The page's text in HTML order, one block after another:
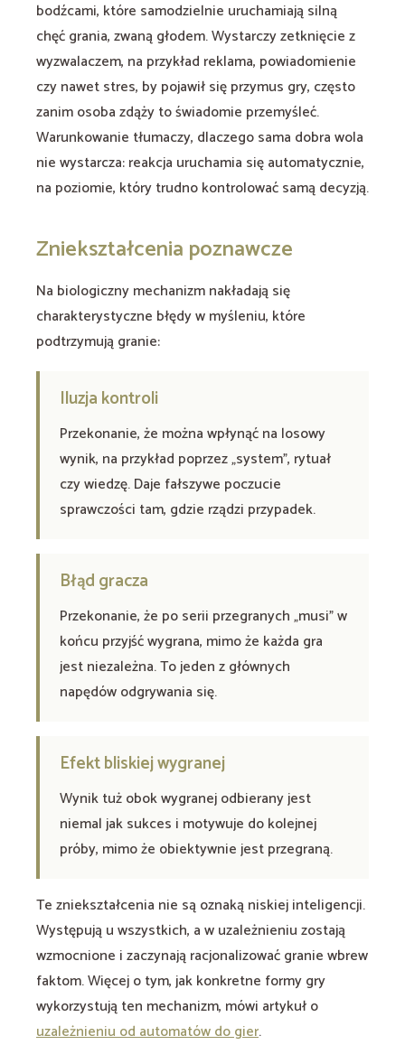
bodźcami, które samodzielnie uruchamiają silną
chęć grania, zwaną głodem. Wystarczy zetknięcie z
wyzwalaczem, na przykład reklama, powiadomienie
czy nawet stres, by pojawił się przymus gry, często
zanim osoba zdąży to świadomie przemyśleć.
Warunkowanie tłumaczy, dlaczego sama dobra wola
nie wystarcza: reakcja uruchamia się automatycznie,
na poziomie, który trudno kontrolować samą decyzją.
Zniekształcenia poznawcze
Na biologiczny mechanizm nakładają się
charakterystyczne błędy w myśleniu, które
podtrzymują granie:
Iluzja kontroli
Przekonanie, że można wpłynąć na losowy
wynik, na przykład poprzez „system”, rytuał
czy wiedzę. Daje fałszywe poczucie
sprawczości tam, gdzie rządzi przypadek.
Błąd gracza
Przekonanie, że po serii przegranych „musi” w
końcu przyjść wygrana, mimo że każda gra
jest niezależna. To jeden z głównych
napędów odgrywania się.
Efekt bliskiej wygranej
Wynik tuż obok wygranej odbierany jest
niemal jak sukces i motywuje do kolejnej
próby, mimo że obiektywnie jest przegraną.
Te zniekształcenia nie są oznaką niskiej inteligencji.
Występują u wszystkich, a w uzależnieniu zostają
wzmocnione i zaczynają racjonalizować granie wbrew
faktom. Więcej o tym, jak konkretne formy gry
wykorzystują ten mechanizm, mówi artykuł o
uzależnieniu od automatów do gier.